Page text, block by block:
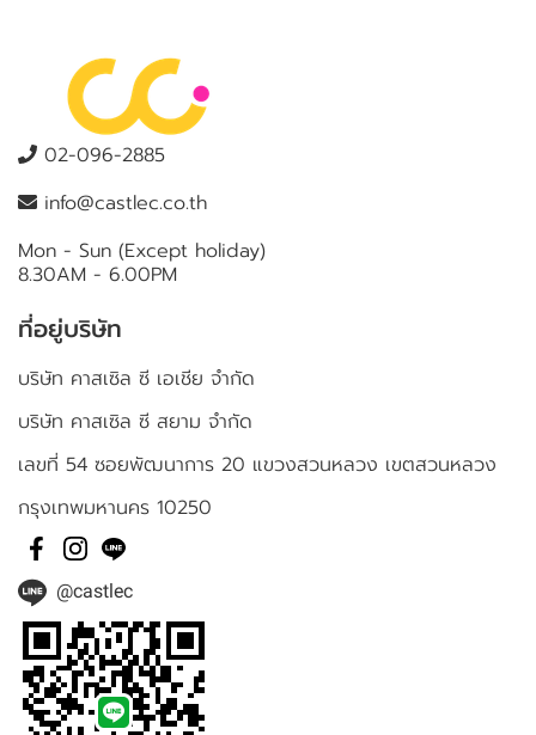
02-096-2885
info@castlec.co.th
Mon - Sun (Except holiday)
8.30AM - 6.00PM
ที่อยู่บริษัท
บริษัท คาสเซิล ซี เอเชีย จำกัด
บริษัท คาสเซิล ซี สยาม จำกัด
เลขที่ 54 ซอยพัฒนาการ 20 แขวงสวนหลวง เขตสวนหลวง
กรุงเทพมหานคร 10250
@castlec